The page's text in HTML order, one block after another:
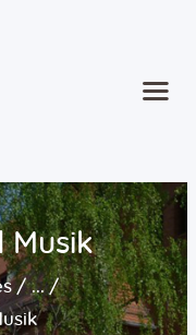
Musik
...